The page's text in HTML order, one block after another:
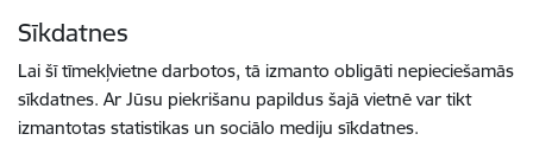
Sīkdatnes
Lai šī tīmekļvietne darbotos, tā izmanto obligāti nepieciešamās
sīkdatnes. Ar Jūsu piekrišanu papildus šajā vietnē var tikt
izmantotas statistikas un sociālo mediju sīkdatnes.